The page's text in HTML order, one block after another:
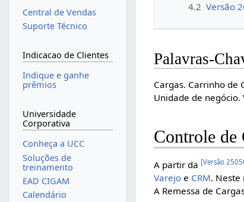
4.2 Versão
Palavras-
Cargas. Carrinho de
Unidade de
Controle de
A partir da [Versão
Varejo e CRM. Neste
A Remessa de
Central de Vendas
Suporte Técnico
Indicacao de Clientes
Indique e ganhe
prêmios
Universidade
Corporativa
Conheça a UCC
Soluções de
treinamento
EAD CIGAM
Calendário